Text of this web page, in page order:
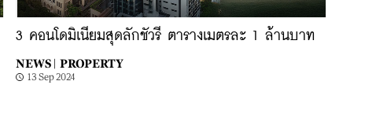
3 คอนโดมิเนียมสุดลักชัวรี ตารางเมตรละ 1 ล้านบาท
NEWS | PROPERTY
13 Sep 2024